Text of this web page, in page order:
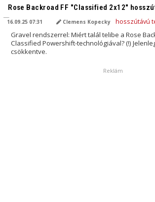
Rose Backroad FF "Classified 2x12"
16.09.25 07:31 Clemens Kopecky
Gravel rendszerrel: Miért talál telibe a Rose
Classified Powershift-technológiával? (!)
csökkentve.
Reklám